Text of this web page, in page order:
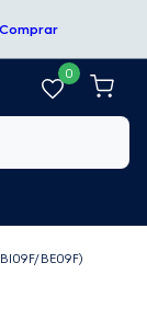
Comprar
0
BE09F)